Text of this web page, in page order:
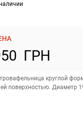
ГРН
круглой
поверхностью. Диаметр